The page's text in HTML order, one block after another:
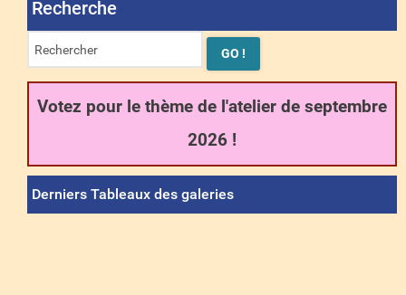
Recherche
Votez pour le thème de l'atelier de septembre
2026 !
Derniers Tableaux des galeries